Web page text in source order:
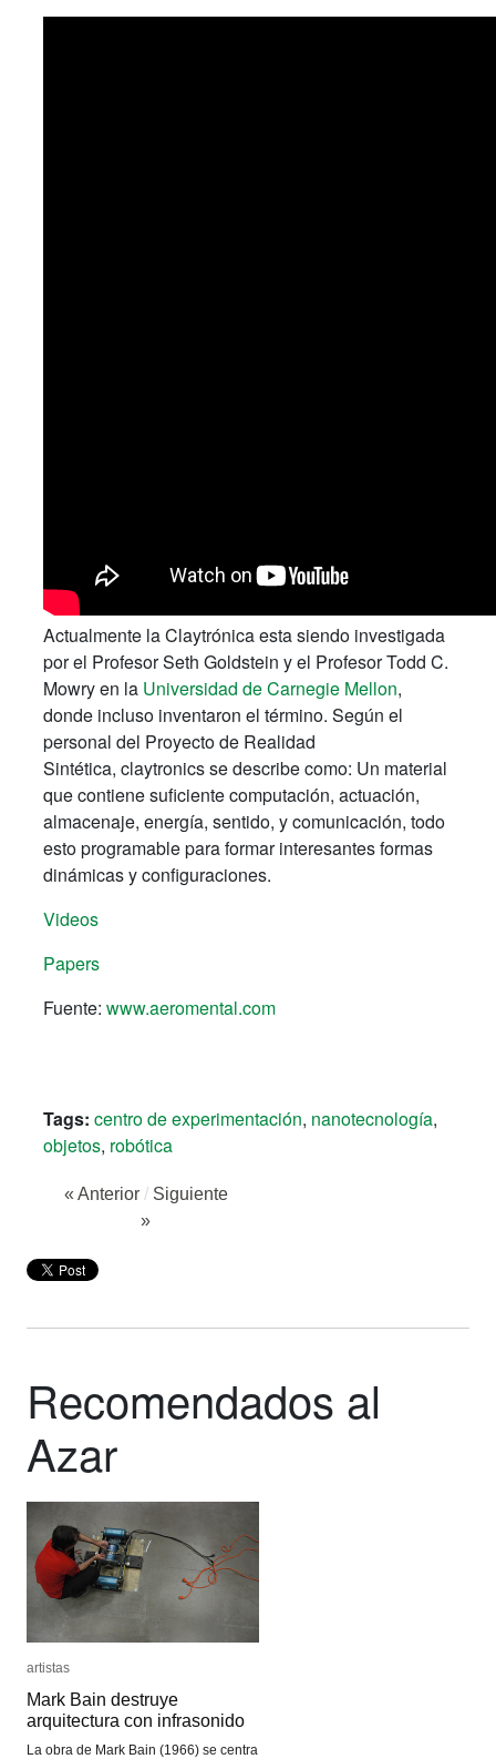
Actualmente la Claytrónica esta siendo investigada
por el Profesor Seth Goldstein y el Profesor Todd C.
Mowry en la Universidad de Carnegie Mellon,
donde incluso inventaron el término. Según el
personal del Proyecto de Realidad
Sintética, claytronics se describe como: Un material
que contiene suficiente computación, actuación,
almacenaje, energía, sentido, y comunicación, todo
esto programable para formar interesantes formas
dinámicas y configuraciones.
Videos
Papers
Fuente: www.aeromental.com
Tags: centro de experimentación, nanotecnología,
objetos, robótica
« Anterior / Siguiente
»
Recomendados al
Azar
artistas
Mark Bain destruye
arquitectura con infrasonido
La obra de Mark Bain (1966) se centra
artistas
Mark Bain destruye
arquitectura con infrasonido